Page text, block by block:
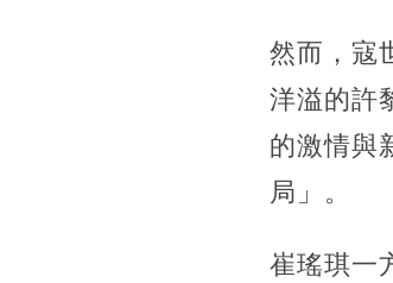
然而，寇
洋溢的許
的激情與
局」。
崔瑤琪一